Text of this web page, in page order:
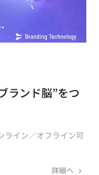
ランド脳”をつ
ライン／オフライン可
詳細へ